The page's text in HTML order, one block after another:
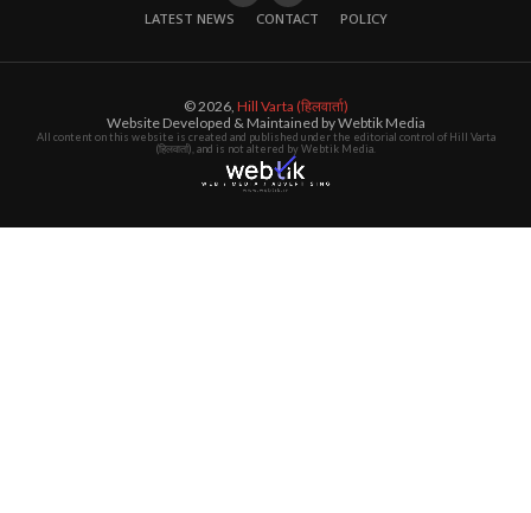
LATEST NEWS CONTACT POLICY
© 2026, Hill Varta (हिलवार्ता)
Website Developed & Maintained by Webtik Media
All content on this website is created and published under the editorial control of Hill Varta
(हिलवार्ता), and is not altered by Webtik Media.